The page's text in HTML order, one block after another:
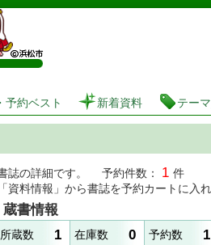
図書館 蔵書検索・予約システム
予約ベスト 新着資料 テー
誌の詳細です。 予約件数： 1 件
「資料情報」から書誌を予約カートに入
蔵書情報
所蔵数 1 在庫数 0 予約数 1